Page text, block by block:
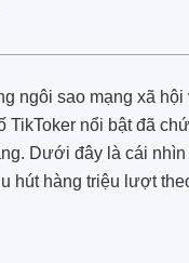
ngôi sao mạng xã
TikToker nổi bật đã
Dưới đây là cái nhìn
hút hàng triệu lượt